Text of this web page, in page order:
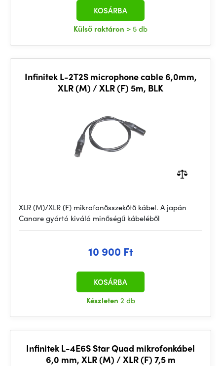
Külső raktáron > 5 db
KOSÁRBA
Infinitek L-2T2S microphone cable 6,0mm,
XLR (M) / XLR (F) 5m, BLK
XLR (M)/XLR (F) mikrofonösszekötő kábel. A japán
Canare gyártó kiváló minőségű kábeléből
10 900 Ft
Készleten 2 db
KOSÁRBA
Infinitek L-4E6S Star Quad mikrofonkábel
6,0 mm, XLR (M) / XLR (F) 7,5 m